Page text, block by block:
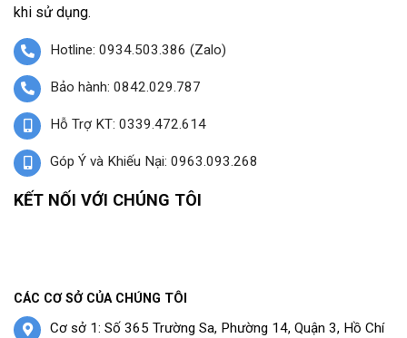
khi sử dụng.
Hotline: 0934.503.386 (Zalo)
Bảo hành: 0842.029.787
Hỗ Trợ KT: 0339.472.614
Góp Ý và Khiếu Nại: 0963.093.268
KẾT NỐI VỚI CHÚNG TÔI
CÁC CƠ SỞ CỦA CHÚNG TÔI
Cơ sở 1: Số 365 Trường Sa, Phường 14, Quận 3, Hồ Chí